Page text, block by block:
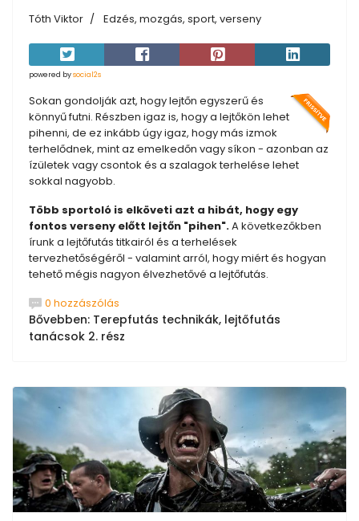
Tóth Viktor Edzés, mozgás, sport, verseny
powered bysocial2s
Sokan gondolják azt, hogy lejtőn egyszerű és
könnyű futni. Részben igaz is, hogy a lejtőkön lehet
pihenni, de ez inkább úgy igaz, hogy más izmok
terhelődnek, mint az emelkedőn vagy síkon - azonban az
ízületek vagy csontok és a szalagok terhelése lehet
sokkal nagyobb.
Több sportoló is elköveti azt a hibát, hogy egy
fontos verseny előtt lejtőn "pihen".A következőkben
írunk a lejtőfutás titkairól és a terhelések
tervezhetőségéről - valamint arról, hogy miért és hogyan
tehető mégis nagyon élvezhetővé a lejtőfutás.
0 hozzászólás
Bővebben: Terepfutás technikák, lejtőfutás
tanácsok 2. rész